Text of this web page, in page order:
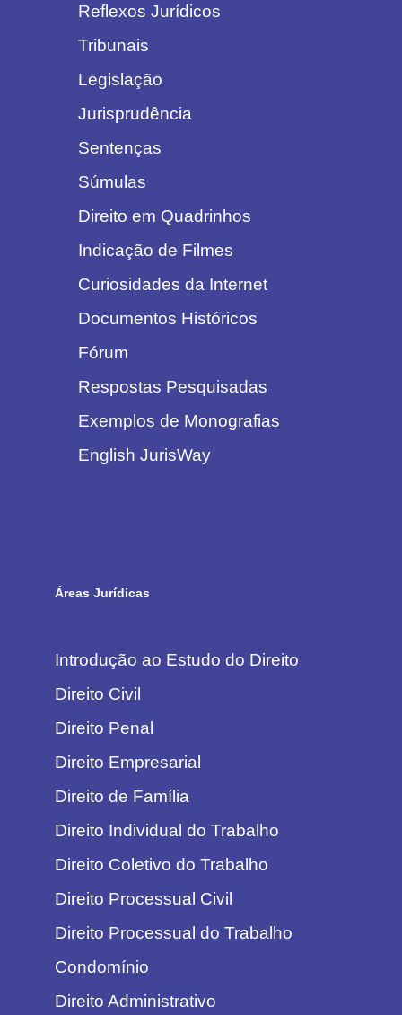
Reflexos Jurídicos
Tribunais
Legislação
Jurisprudência
Sentenças
Súmulas
Direito em Quadrinhos
Indicação de Filmes
Curiosidades da Internet
Documentos Históricos
Fórum
Respostas Pesquisadas
Exemplos de Monografias
English JurisWay
Áreas Jurídicas
Introdução ao Estudo do Direito
Direito Civil
Direito Penal
Direito Empresarial
Direito de Família
Direito Individual do Trabalho
Direito Coletivo do Trabalho
Direito Processual Civil
Direito Processual do Trabalho
Condomínio
Direito Administrativo